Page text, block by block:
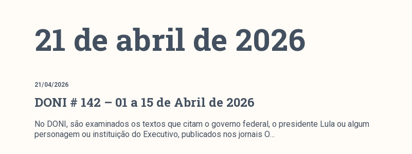
21 de abril de 2026
21/04/2026
DONI # 142 – 01 a 15 de Abril de 2026
No DONI, são examinados os textos que citam o governo federal, o presidente Lula ou algum
personagem ou instituição do Executivo, publicados nos jornais O…